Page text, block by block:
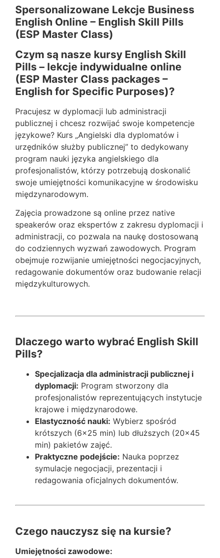
Spersonalizowane Lekcje Business
English Online – English Skill Pills
(ESP Master Class)
Czym są nasze kursy English Skill
Pills – lekcje indywidualne online
(ESP Master Class packages –
English for Specific Purposes)?
Pracujesz w dyplomacji lub administracji
publicznej i chcesz rozwijać swoje kompetencje
językowe? Kurs „Angielski dla dyplomatów i
urzędników służby publicznej” to dedykowany
program nauki języka angielskiego dla
profesjonalistów, którzy potrzebują doskonalić
swoje umiejętności komunikacyjne w środowisku
międzynarodowym.
Zajęcia prowadzone są online przez native
speakerów oraz ekspertów z zakresu dyplomacji i
administracji, co pozwala na naukę dostosowaną
do codziennych wyzwań zawodowych. Program
obejmuje rozwijanie umiejętności negocjacyjnych,
redagowanie dokumentów oraz budowanie relacji
międzykulturowych.
Dlaczego warto wybrać English Skill
Pills?
Specjalizacja dla administracji publicznej i
dyplomacji: Program stworzony dla
profesjonalistów reprezentujących instytucje
krajowe i międzynarodowe.
Elastyczność nauki: Wybierz spośród
krótszych (6×25 min) lub dłuższych (20×45
min) pakietów zajęć.
Praktyczne podejście: Nauka poprzez
symulacje negocjacji, prezentacji i
redagowania oficjalnych dokumentów.
Czego nauczysz się na kursie?
Umiejętności zawodowe: